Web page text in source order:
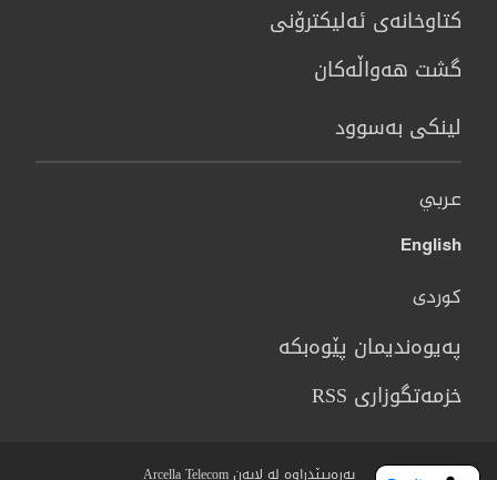
كتاوخانه‌ی ئه‌ليكترۆنی
گشت هەواڵەکان
لینکی بەسوود
عربي
English
کوردی
پەیوەندیمان پێوەبکە
خزمەتگوزاری RSS
پەرەیپێدراوە لە لایەن Arcella Telecom